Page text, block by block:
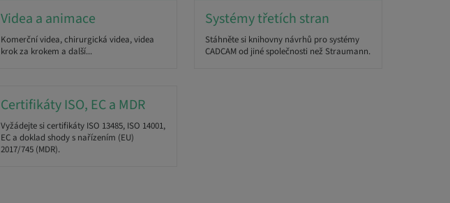
Videa a animace
Komerční videa, chirurgická videa, videa
krok za krokem a další...
Systémy třetích stran
Stáhněte si knihovny návrhů pro systémy
CADCAM od jiné společnosti než Straumann.
Certifikáty ISO, EC a MDR
Vyžádejte si certifikáty ISO 13485, ISO 14001,
EC a doklad shody s nařízením (EU)
2017/745 (MDR).